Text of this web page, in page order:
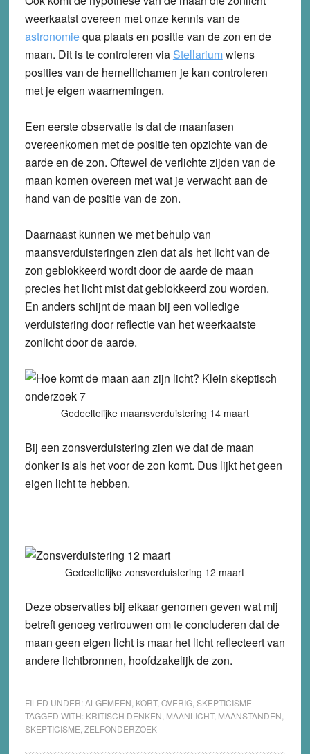
weerkaatst overeen met onze kennis van de
astronomiequa plaats en positie van de zon en de
maan. Dit is te controleren via Stellariumwiens
posities van de hemellichamen je kan controleren
met je eigen waarnemingen.
Een eerste observatie is dat de maanfasen
overeenkomen met de positie ten opzichte van de
aarde en de zon. Oftewel de verlichte zijden van de
maan komen overeen met wat je verwacht aan de
hand van de positie van de zon.
Daarnaast kunnen we met behulp van
maansverduisteringen zien dat als het licht van de
zon geblokkeerd wordt door de aarde de maan
precies het licht mist dat geblokkeerd zou worden.
En anders schijnt de maan bij een volledige
verduistering door reflectie van het weerkaatste
zonlicht door de aarde.
Gedeeltelijke maansverduistering 14 maart
Bij een zonsverduistering zien we dat de maan
donker is als het voor de zon komt. Dus lijkt het geen
eigen licht te hebben.
Gedeeltelijke zonsverduistering 12 maart
Deze observaties bij elkaar genomen geven wat mij
betreft genoeg vertrouwen om te concluderen dat de
maan geen eigen licht is maar het licht reflecteert van
andere lichtbronnen, hoofdzakelijk de zon.
FILED UNDER:ALGEMEEN KORT, OVERIG, SKEPTICISME
TAGGED WITH: KRITISCH DENKEN MAANLICHT, MAANSTANDEN
SKEPTICISME ZELFONDERZOEK